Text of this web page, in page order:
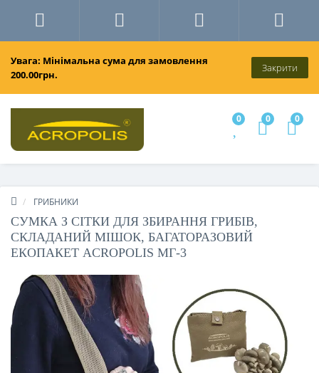
Увага: Мінімальна сума для замовлення
200.00грн.
Закрити
0 0 0
ГРИБНИКИ
СУМКА З СІТКИ ДЛЯ ЗБИРАННЯ ГРИБІВ,
СКЛАДАНИЙ МІШОК, БАГАТОРАЗОВИЙ
ЕКОПАКЕТ ACROPOLIS МГ-3